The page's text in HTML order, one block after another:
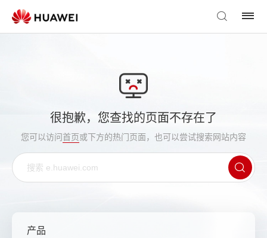
很抱歉，您查找的页面不存在了
您可以访问首页或下方的热门页面，也可以尝试搜索网站内容
产品